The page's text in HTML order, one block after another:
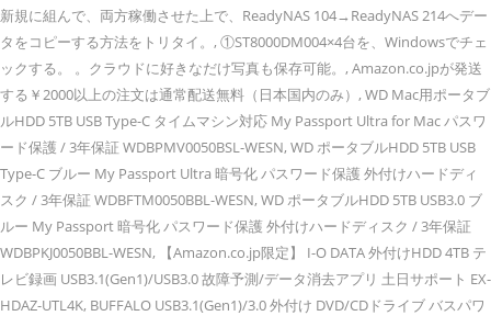
新規に組んで、両方稼働させた上で、ReadyNAS 104→ReadyNAS 214へデー
タをコピーする方法をトリタイ。, ①ST8000DM004×4台を、Windowsでチェ
ックする。 。クラウドに好きなだけ写真も保存可能。, Amazon.co.jpが発送
する￥2000以上の注文は通常配送無料（日本国内のみ）, WD Mac用ポータブ
ルHDD 5TB USB Type-C タイムマシン対応 My Passport Ultra for Mac パスワ
ード保護 / 3年保証 WDBPMV0050BSL-WESN, WD ポータブルHDD 5TB USB
Type-C ブルー My Passport Ultra 暗号化 パスワード保護 外付けハードディ
スク / 3年保証 WDBFTM0050BBL-WESN, WD ポータブルHDD 5TB USB3.0 ブ
ルー My Passport 暗号化 パスワード保護 外付けハードディスク / 3年保証
WDBPKJ0050BBL-WESN, 【Amazon.co.jp限定】 I-O DATA 外付けHDD 4TB テ
レビ録画 USB3.1(Gen1)/USB3.0 故障予測/データ消去アプリ 土日サポート EX-
HDAZ-UTL4K, BUFFALO USB3.1(Gen1)/3.0 外付け DVD/CDドライブ バスパワ